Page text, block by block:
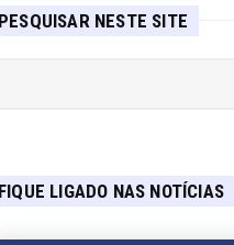
PESQUISAR NESTE SITE
FIQUE LIGADO NAS NOTÍCIAS